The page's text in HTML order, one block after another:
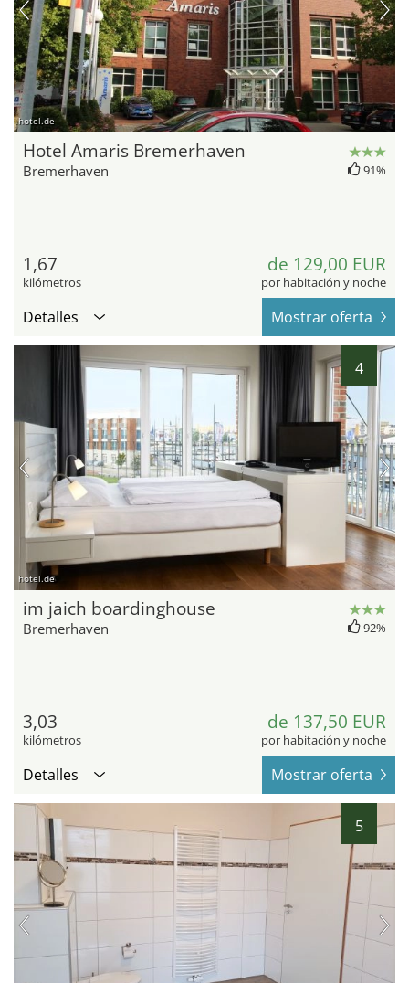
hotel.de
Hotel Amaris Bremerhaven
Bremerhaven 91%
1,67
kilómetros
de 129,00 EUR
por habitación y noche
Detalles Mostrar oferta
4
hotel.de
im jaich boardinghouse
Bremerhaven 92%
3,03
kilómetros
de 137,50 EUR
por habitación y noche
Detalles Mostrar oferta
5